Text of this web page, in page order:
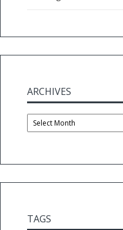
ARCHIVES
Archives
TAGS